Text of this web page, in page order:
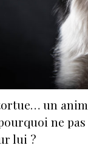
un
ne
lui ?